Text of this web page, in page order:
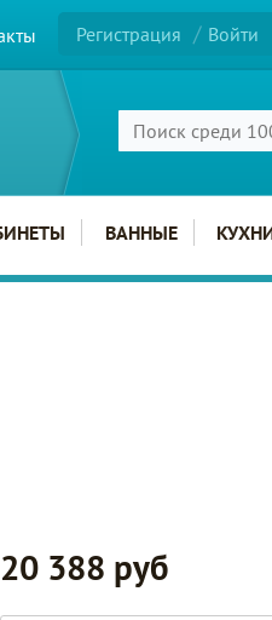
Регистрация Войти
ВАННЫЕ
20 388 руб